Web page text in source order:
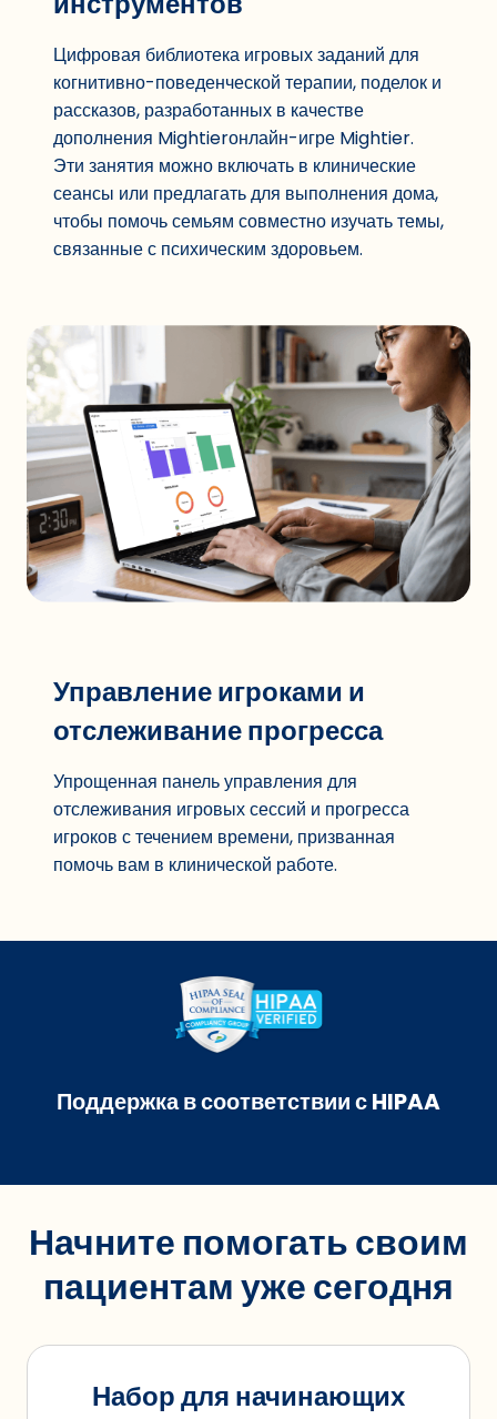
Цифровая библиотека игровых заданий для
когнитивно-поведенческой терапии, поделок и
рассказов, разработанных в качестве
дополнения Mightierонлайн-игре Mightier.
Эти занятия можно включать в клинические
сеансы или предлагать для выполнения дома,
чтобы помочь семьям совместно изучать темы,
связанные с психическим здоровьем.
Управление игроками и
отслеживание прогресса
Упрощенная панель управления для
отслеживания игровых сессий и прогресса
игроков с течением времени, призванная
помочь вам в клинической работе.
Поддержка в соответствии с HIPAA
Начните помогать своим
пациентам уже сегодня
Набор для начинающих